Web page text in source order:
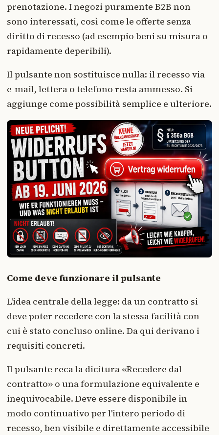
prenotazione. I negozi puramente B2B non
sono interessati, così come le offerte senza
diritto di recesso (ad esempio beni su misura o
rapidamente deperibili).
Il pulsante non sostituisce nulla: il recesso via
e-mail, lettera o telefono resta ammesso. Si
aggiunge come possibilità semplice e ulteriore.
Come deve funzionare il pulsante
L'idea centrale della legge: da un contratto si
deve poter recedere con la stessa facilità con
cui è stato concluso online. Da qui derivano i
requisiti concreti.
Il pulsante reca la dicitura «Recedere dal
contratto» o una formulazione equivalente e
inequivocabile. Deve essere disponibile in
modo continuativo per l'intero periodo di
recesso, ben visibile e direttamente accessibile